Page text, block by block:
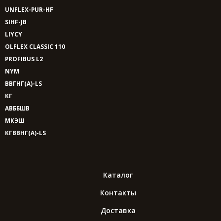
UNFLEX-PUR-HF
SIHF-JB
LIYCY
OLFLEX CLASSIC 110
PROFIBUS L2
NYM
ВВГНГ(A)-LS
КГ
АВББШВ
МКЭШ
КГВВНГ(A)-LS
Каталог
Контакты
Доставка